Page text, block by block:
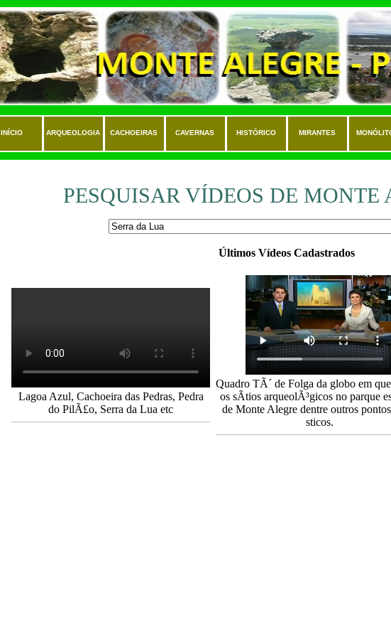
INÍCIO ARQUEOLOGIA CACHOEIRAS CAVERNAS HISTÓRICO MIRANTES
PESQUISAR VÍDEOS DE MONTE
Últimos Vídeos Cadastrados
Lagoa Azul, Cachoeira das Pedras, Pedra
do PilÃ£o, Serra da Lua etc
Quadro TÃ´ de Folga da globo em
os sÃ­tios arqueolÃ³gicos no parque
de Monte Alegre dentre outros
sticos.